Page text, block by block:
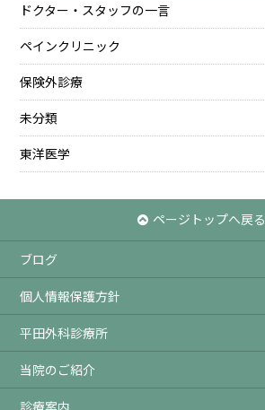
ドクター・スタッフの一言
ペインクリニック
保険外診療
未分類
東洋医学
ページトップへ戻る
ブログ
個人情報保護方針
平田外科診療所
当院のご紹介